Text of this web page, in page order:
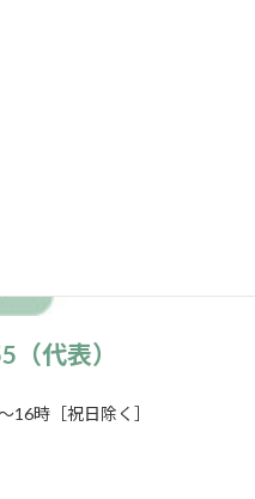
代表）
16時［祝日除く］